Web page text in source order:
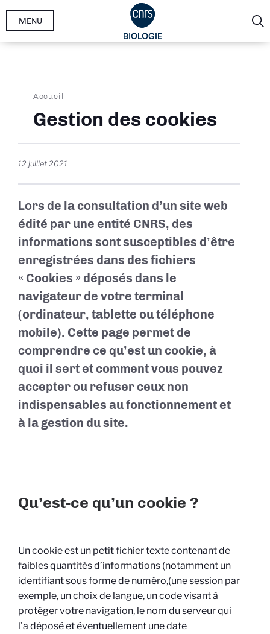
Aller
MENU
Fil
d'Ariane
Accueil
Gestion des cookies
12 juillet 2021
Lors de la consultation d’un site web
édité par une entité CNRS, des
informations sont susceptibles d’être
enregistrées dans des fichiers
« Cookies » déposés dans le
navigateur de votre terminal
(ordinateur, tablette ou téléphone
mobile). Cette page permet de
comprendre ce qu’est un cookie, à
quoi il sert et comment vous pouvez
accepter ou refuser ceux non
indispensables au fonctionnement et
à la gestion du site.
Qu’est-ce qu’un cookie ?
Un cookie est un petit fichier texte contenant de
faibles quantités d’informations (notamment un
identifiant sous forme de numéro,(une session par
exemple, un choix de langue, un code visant à
protéger votre navigation, le nom du serveur qui
l’a déposé et éventuellement une date